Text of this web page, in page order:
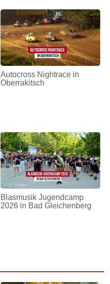
Autocross Nightrace in
Oberrakitsch
Blasmusik Jugendcamp
2026 in Bad Gleichenberg